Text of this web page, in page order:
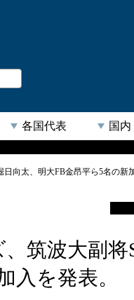
各国代表 国内
向太、明大FB金昂平ら5名の新
筑波大副将
入を発表。